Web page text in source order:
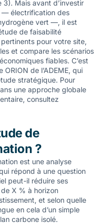
3). Mais avant d’investir
— électrification des
vert —, il est
de faisabilité
pour votre site,
et compare les scénarios
fiables. C’est
de l’ADEME, qui
stratégique. Pour
une approche globale
, consultez
de
?
est une analyse
répond à une question
peut-il réduire ses
X % à horizon
et selon quelle
en cela d’un simple
carbone isolé.